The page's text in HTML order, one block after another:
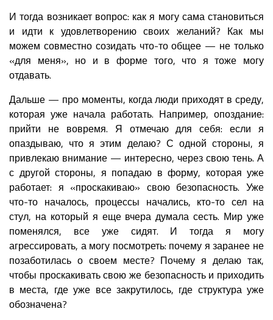
И тогда возникает вопрос: как я могу сама становиться
и идти к удовлетворению своих желаний? Как мы
можем совместно созидать что-то общее — не только
«для меня», но и в форме того, что я тоже могу
отдавать.
Дальше — про моменты, когда люди приходят в среду,
которая уже начала работать. Например, опоздание:
прийти не вовремя. Я отмечаю для себя: если я
опаздываю, что я этим делаю? С одной стороны, я
привлекаю внимание — интересно, через свою тень. А
с другой стороны, я попадаю в форму, которая уже
работает: я «проскакиваю» свою безопасность. Уже
что-то началось, процессы начались, кто-то сел на
стул, на который я еще вчера думала сесть. Мир уже
поменялся, все уже сидят. И тогда я могу
агрессировать, а могу посмотреть: почему я заранее не
позаботилась о своем месте? Почему я делаю так,
чтобы проскакивать свою же безопасность и приходить
в места, где уже все закрутилось, где структура уже
обозначена?